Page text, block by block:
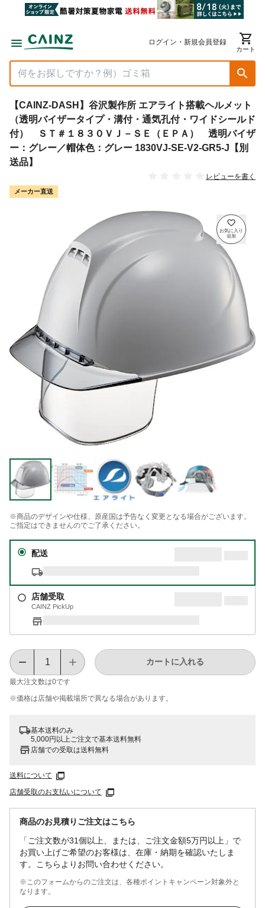
ログイン・新規会員登録
カート
【CAINZ-DASH】谷沢製作所 エアライト搭載ヘルメット
（透明バイザータイプ・溝付・通気孔付・ワイドシールド
付） ＳＴ＃１８３０ＶＪ－ＳＥ（ＥＰＡ） 透明バイザ
ー：グレー／帽体色：グレー 1830VJ-SE-V2-GR5-J【別
送品】
レビューを書く
メーカー直送
※商品のデザインや仕様、原産国は予告なく変更となる場合がございます。
ご指定はできませんのでご了承ください。
配送
店舗受取
CAINZ PickUp
最大注文数は0です
カートに入れる
※価格は​店舗や​掲載場所で​異なる​場合が​あります。
基本送料のみ
5,000円以上ご注文で基本送料無料
店舗での受取は送料無料
送料について
店舗受取のお支払いについて
商品のお見積りご注文はこちら
「ご注文数が31個以上、または、ご注文金額5万円以上」で
お買い上げご希望のお客様は、在庫・納期を確認いたしま
す。こちらよりお問い合わせください。
※このフォームからのご注文は、各種ポイントキャンペーン対象外と
なります。